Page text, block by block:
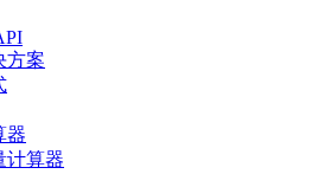
方案
器
计算器